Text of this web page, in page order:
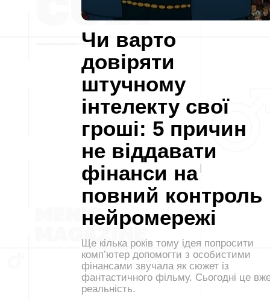
Чи варто
довіряти
штучному
інтелекту свої
гроші: 5 причин
не віддавати
фінанси на
повний контроль
нейромережі
Ще кілька років тому ідея попросити
комп’ютер допомогти з особистими
фінансами звучала як сюжет із
фантастичного фільму. Сьогодні це
реальність.